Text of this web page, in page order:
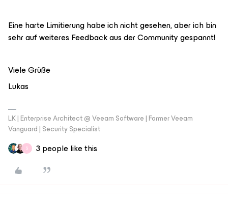
Eine harte Limitierung habe ich nicht gesehen, aber ich bin
sehr auf weiteres Feedback aus der Community gespannt!
Viele Grüße
Lukas
LK | Enterprise Architect @ Veeam Software | Former Veeam
Vanguard | Security Specialist
S 3 people like this